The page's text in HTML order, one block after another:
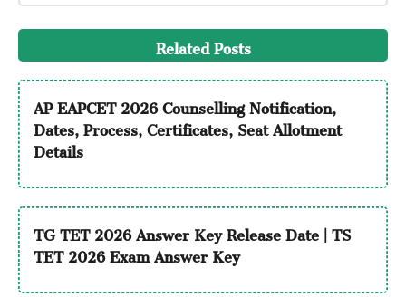
Related Posts
AP EAPCET 2026 Counselling Notification,
Dates, Process, Certificates, Seat Allotment
Details
TG TET 2026 Answer Key Release Date | TS
TET 2026 Exam Answer Key